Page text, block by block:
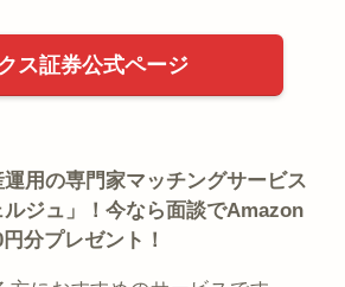
ス証券公式ページ